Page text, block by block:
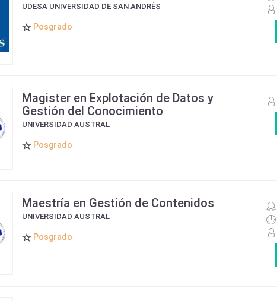
UDESA UNIVERSIDAD DE SAN ANDRÉS
Posgrado
Magister en Explotación de Datos y
Gestión del Conocimiento
UNIVERSIDAD AUSTRAL
Posgrado
Maestría en Gestión de Contenidos
UNIVERSIDAD AUSTRAL
Posgrado